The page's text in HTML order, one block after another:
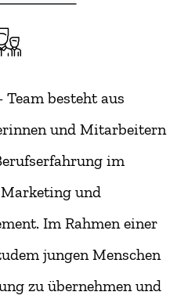
besteht aus
und Mitarbeitern
im
und
Im Rahmen einer
jungen Menschen
zu übernehmen und